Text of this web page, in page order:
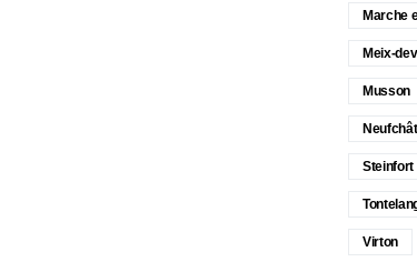
Marche
Meix-
Musson
Steinfort
Virton